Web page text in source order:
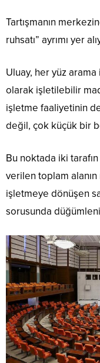
Tartışmanın
ruhsatı” ayrımı yer
Uluay, her yüz
olarak işletilebilir
işletme faaliyetinin
değil, çok küçük bir
Bu noktada iki tarafın
verilen toplam alanın
işletmeye dönüşen
sorusunda